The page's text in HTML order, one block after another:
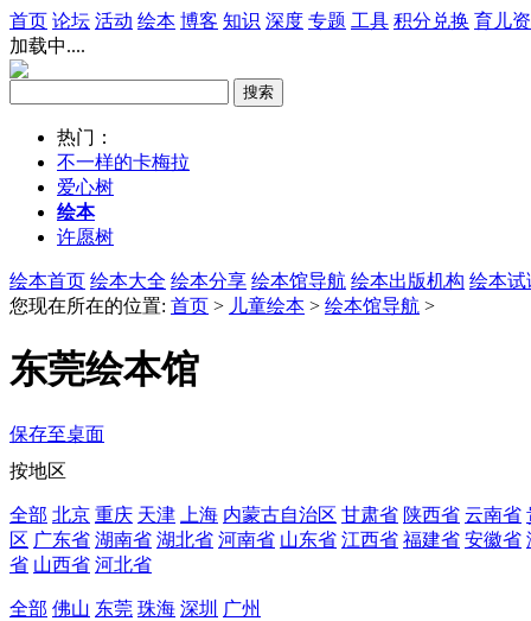
首页 论坛 活动 绘本 博客 知识 深度 专题 工具 积分兑换 育儿
加载中....
热门：
不一样的卡梅拉
爱心树
绘本
许愿树
绘本首页 绘本大全 绘本分享 绘本馆导航 绘本出版机构 绘本试
您现在所在的位置: 首页 > 儿童绘本 > 绘本馆导航 >
东莞绘本馆
保存至桌面
按地区
全部 北京 重庆 天津 上海 内蒙古自治区 甘肃省 陕西省 云南省
区 广东省 湖南省 湖北省 河南省 山东省 江西省 福建省 安徽省
省 山西省 河北省
全部 佛山 东莞 珠海 深圳
广州